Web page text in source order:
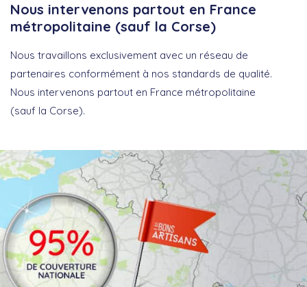
Nous intervenons partout en France
métropolitaine (sauf la Corse)
Nous travaillons exclusivement avec un réseau de
partenaires conformément à nos standards de qualité.
Nous intervenons partout en France métropolitaine
(sauf la Corse).